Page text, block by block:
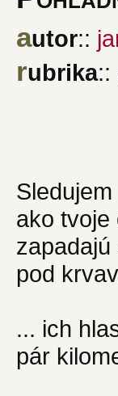
autor::
rubrika::
Sledujem
ako tvoje
pod
... ich
pár